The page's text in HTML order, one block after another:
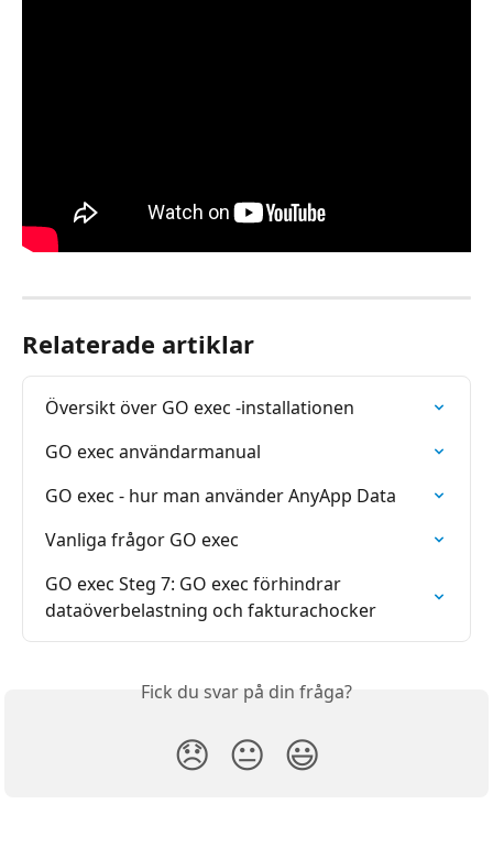
Relaterade artiklar
Översikt över GO exec -installationen
GO exec användarmanual
GO exec - hur man använder AnyApp Data
Vanliga frågor GO exec
GO exec Steg 7: GO exec förhindrar
dataöverbelastning och fakturachocker
Fick du svar på din fråga?
😞 😐 😃